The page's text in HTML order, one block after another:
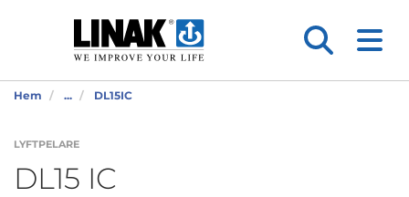
Hem ... DL15IC
LYFTPELARE
DL15 IC